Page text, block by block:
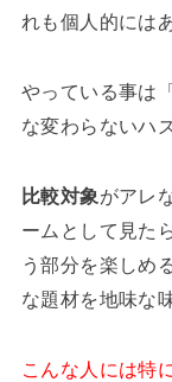
れも個人的には
やっている事は
な変わらないハ
比較対象がアレ
ームとして見た
う部分を楽しめ
な題材を地味な
こんな人には特